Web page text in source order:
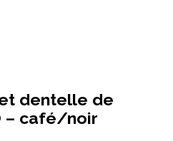
dentelle de
– café/noir